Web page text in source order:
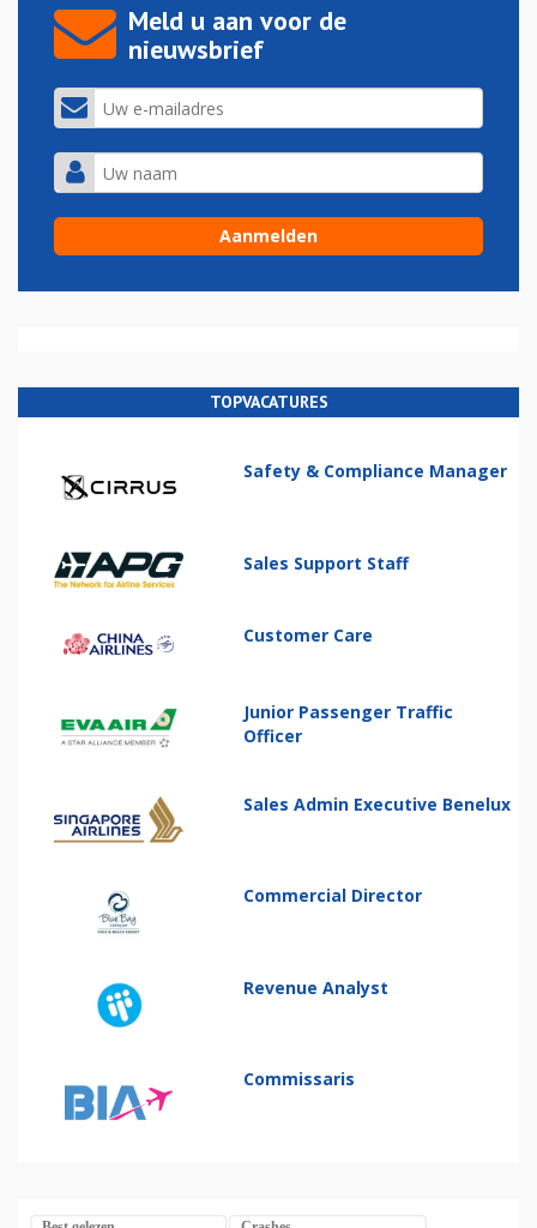
Meld u aan voor de
nieuwsbrief
TOPVACATURES
Safety & Compliance Manager
Sales Support Staff
Customer Care
Junior Passenger Traffic
Officer
Sales Admin Executive Benelux
Commercial Director
Revenue Analyst
Commissaris